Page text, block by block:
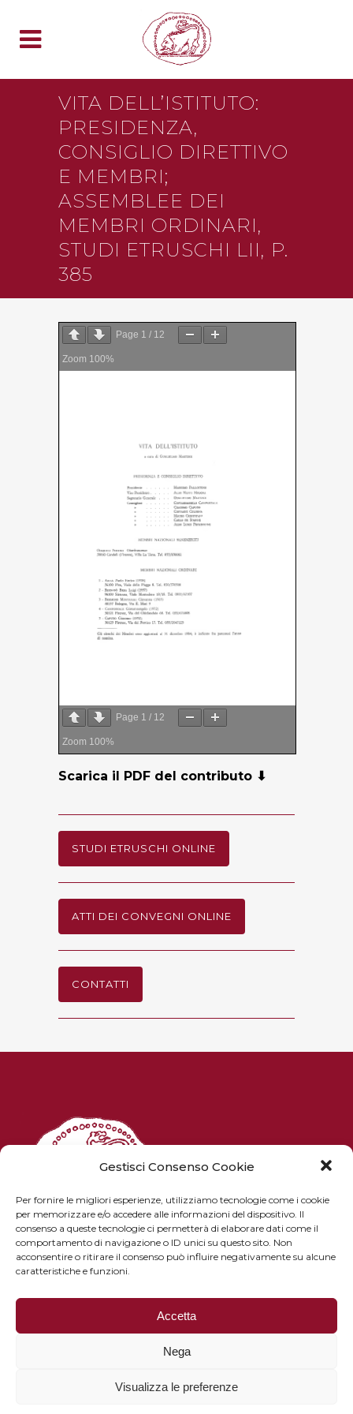
Gestisci Consenso Cookie
Per fornire le migliori esperienze, utilizziamo tecnologie come i cookie
per memorizzare e/o accedere alle informazioni del dispositivo. Il
consenso a queste tecnologie ci permetterà di elaborare dati come il
comportamento di navigazione o ID unici su questo sito. Non
acconsentire o ritirare il consenso può influire negativamente su alcune
caratteristiche e funzioni.
Accetta
Nega
Visualizza le preferenze
VITA DELL’ISTITUTO:
PRESIDENZA,
CONSIGLIO DIRETTIVO
E MEMBRI;
ASSEMBLEE DEI
MEMBRI ORDINARI,
STUDI ETRUSCHI LII, P.
385
Page 1 / 12
Zoom 100%
Page 1 / 12
Zoom 100%
Scarica il PDF del contributo ⬇
STUDI ETRUSCHI ONLINE
ATTI DEI CONVEGNI ONLINE
CONTATTI
email: istitutostudietruschi@gmail.com
PEC: istitutostudietruschi@pec.it